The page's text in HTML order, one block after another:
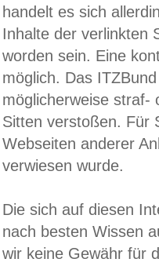
handelt es sich
Inhalte der verlinkten
worden sein. Eine
möglich. Das
möglicherweise straf-
Sitten verstoßen. Für
Webseiten anderer
verwiesen wurde.
Die sich auf diesen
nach besten Wissen
wir keine Gewähr für